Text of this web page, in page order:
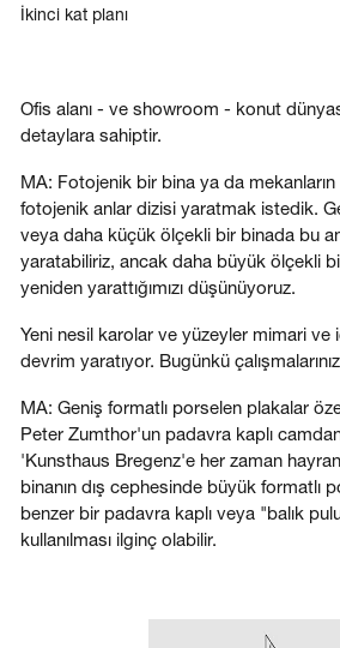
İkinci kat planı
Ofis alanı - ve showroom - konut
detaylara sahiptir.
MA: Fotojenik bir bina ya da
fotojenik anlar dizisi yaratmak istedik.
veya daha küçük ölçekli bir binada bu
yaratabiliriz, ancak daha büyük ölçekli
yeniden yarattığımızı düşünüyoruz.
Yeni nesil karolar ve yüzeyler mimari ve
devrim yaratıyor. Bugünkü
MA: Geniş formatlı porselen plakalar
Peter Zumthor'un padavra kaplı
'Kunsthaus Bregenz'e her zaman
binanın dış cephesinde büyük formatlı
benzer bir padavra kaplı veya "balık
kullanılması ilginç olabilir.